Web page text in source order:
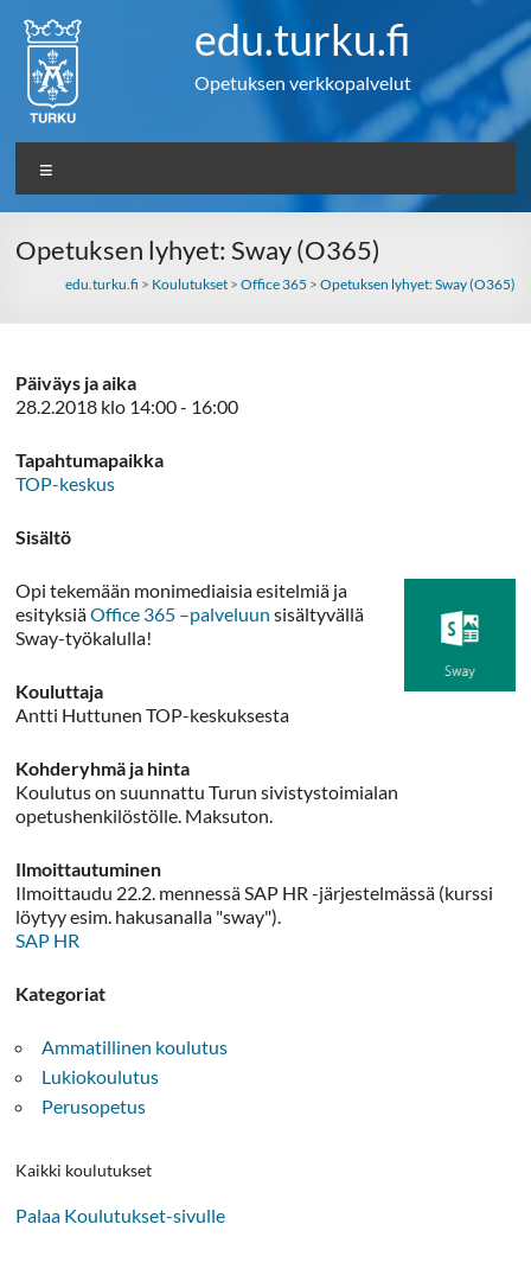
content
edu.turku.fi
Opetuksen verkkopalvelut
Opetuksen lyhyet: Sway (O365)
edu.turku.fi > Koulutukset> Office 365 > Opetuksen lyhyet: Sway (O365)
Päiväys ja aika
28.2.2018 klo 14:00 - 16:00
Tapahtumapaikka
TOP-keskus
Sisältö
Opi tekemään monimediaisia esitelmiä ja
esityksiäOffice 365 –palveluun sisältyvällä
Sway-työkalulla!
Kouluttaja
Antti Huttunen TOP-keskuksesta
Kohderyhmä ja hinta
Koulutus on suunnattu Turun sivistystoimialan
opetushenkilöstölle. Maksuton.
Ilmoittautuminen
Ilmoittaudu 22.2. mennessä SAP HR -järjestelmässä (kurssi
löytyy esim. hakusanalla "sway").
SAP HR
Kategoriat
Ammatillinen koulutus
Lukiokoulutus
Perusopetus
Kaikki koulutukset
Palaa Koulutukset-sivulle